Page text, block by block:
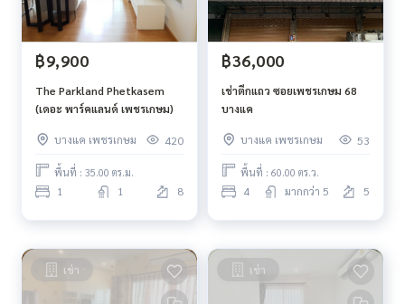
฿9,900
The Parkland Phetkasem
(เดอะ พาร์คแลนด์ เพชรเกษม)
บางแค เพชรเกษม 420
พื้นที่ : 35.00 ตร.ม.
1 1 8
฿36,000
เช่าตึกแถว ซอยเพชรเกษม 68
บางแค
บางแค เพชรเกษม 53
พื้นที่ : 60.00 ตร.ว.
4 มากกว่า 5 5
เช่า เช่า